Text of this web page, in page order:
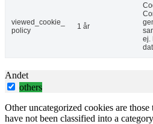
viewed_cookie_
policy
1 år
ej.
Andet
others
Other uncategorized cookies are
have not been classified into a